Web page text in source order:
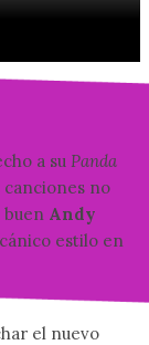
a suPanda
canciones no
buen Andy
estilo en
el nuevo